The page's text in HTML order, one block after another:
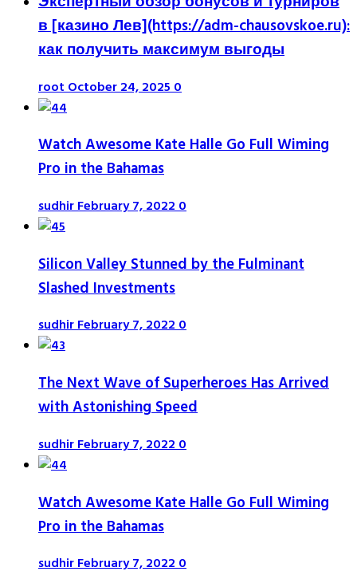
в [казино Лев](https://adm-chausovskoe.ru):
как получить максимум выгоды
rootOctober 24, 20250
Watch Awesome Kate Halle Go Full Wiming
Pro in the Bahamas
sudhirFebruary 7, 20220
Silicon Valley Stunned by the Fulminant
Slashed Investments
sudhirFebruary 7, 20220
The Next Wave of Superheroes Has Arrived
with Astonishing Speed
sudhirFebruary 7, 20220
Watch Awesome Kate Halle Go Full Wiming
Pro in the Bahamas
sudhirFebruary 7, 20220